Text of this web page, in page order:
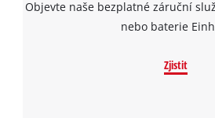
Objevte naše bezplatné záruční
nebo baterie
Zjistit